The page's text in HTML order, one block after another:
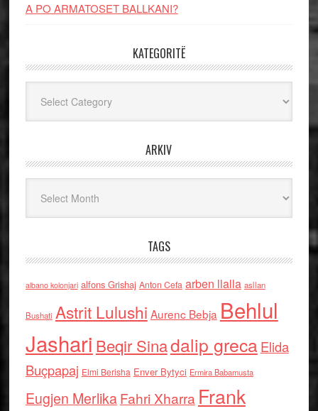
A PO ARMATOSET BALLKANI?
KATEGORITË
ARKIV
TAGS
albano kolonjari alfons Grishaj Anton Cefa arben llalla asllan
Bushati Astrit Lulushi Aurenc Bebja Behlul
Jashari Beqir Sinadalip grecaElida
Buçpapaj Elmi Berisha Enver Bytyci Ermira Babamusta
Eugjen MerlikaFahri Xharra Frank